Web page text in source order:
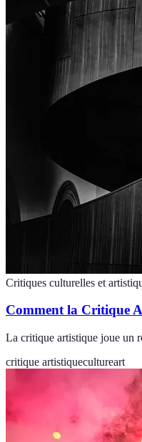
Critiques culturelles et
Comment la Critique
La critique artistique joue un
critique artistiquecultureart